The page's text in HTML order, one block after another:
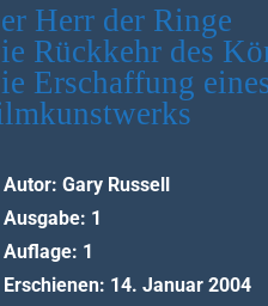
Herr der Ringe
Rückkehr des
Erschaffung
Autor: Gary Russell
Ausgabe: 1
Auflage: 1
Erschienen: 14. Januar 2004